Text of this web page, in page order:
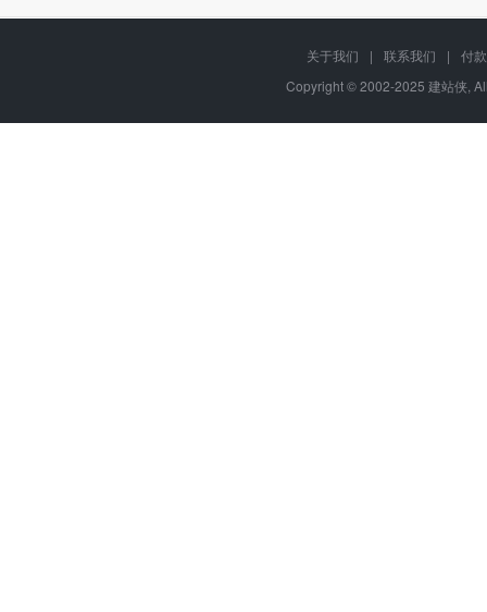
关于我们 | 联系我们 |
付
Copyright © 2002-2025 建站侠,